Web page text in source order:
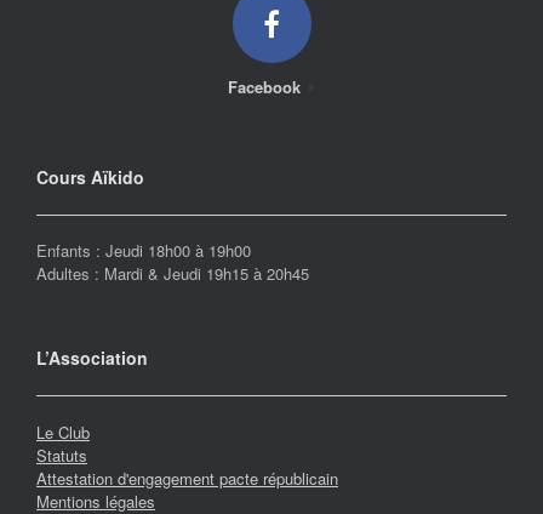
Facebook
Cours Aïkido
Enfants : Jeudi 18h00 à 19h00
Adultes : Mardi & Jeudi 19h15 à 20h45
L’Association
Le Club
Statuts
Attestation d'engagement pacte républicain
Mentions légales